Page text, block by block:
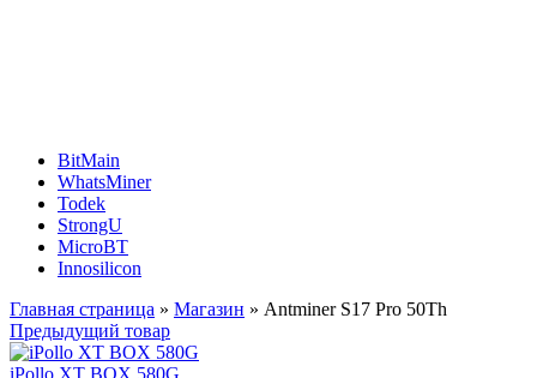
BitMain
WhatsMiner
Todek
StrongU
MicroBT
Innosilicon
Главная страница » Магазин » Antminer S17 Pro 50Th
Предыдущий товар